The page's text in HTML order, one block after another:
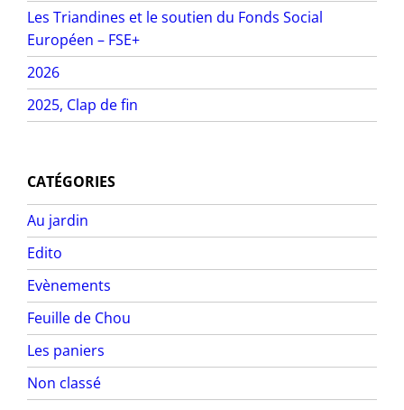
Les Triandines et le soutien du Fonds Social
Européen – FSE+
2026
2025, Clap de fin
CATÉGORIES
Au jardin
Edito
Evènements
Feuille de Chou
Les paniers
Non classé